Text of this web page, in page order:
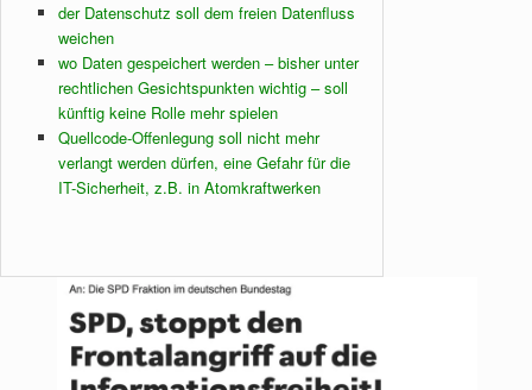
der Datenschutz soll dem freien Datenfluss
weichen
wo Daten gespeichert werden – bisher unter
rechtlichen Gesichtspunkten wichtig – soll
künftig keine Rolle mehr spielen
Quellcode-Offenlegung soll nicht mehr
verlangt werden dürfen, eine Gefahr für die
IT-Sicherheit, z.B. in Atomkraftwerken